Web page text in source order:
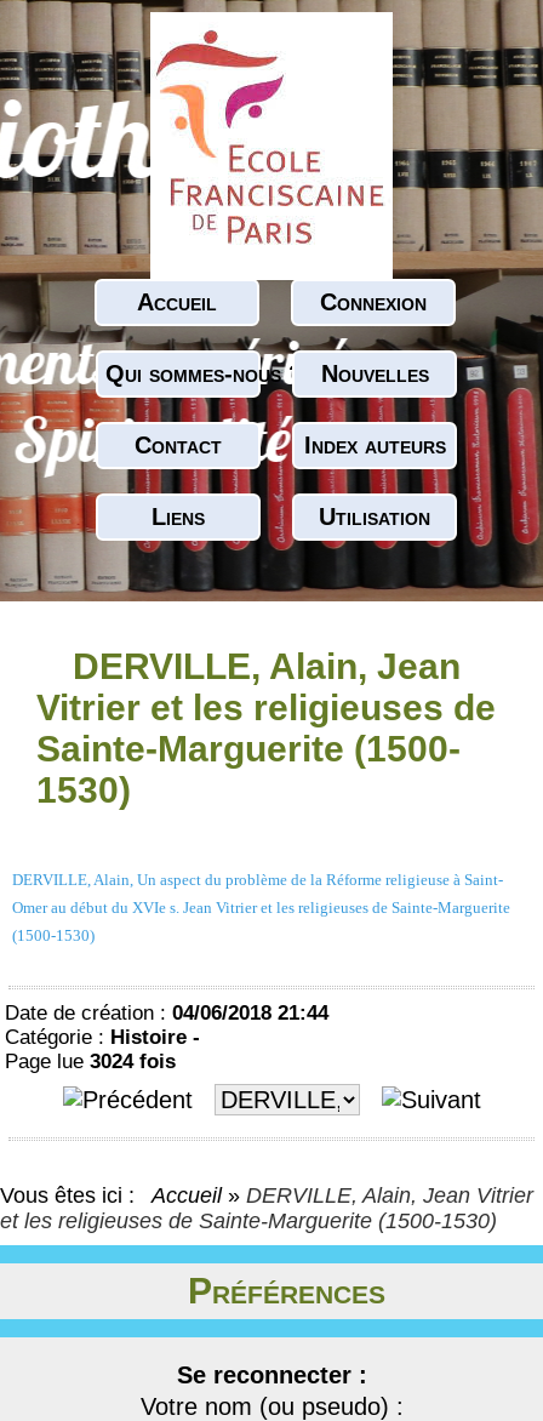
Accueil Connexion
Qui sommes-nous ? Nouvelles
Contact Index auteurs
Liens Utilisation
DERVILLE, Alain, Jean
Vitrier et les religieuses de
Sainte-Marguerite (1500-
1530)
DERVILLE, Alain, Un aspect du problème de la Réforme religieuse à Saint-
Omer au début du XVIe s. Jean Vitrier et les religieuses de Sainte-Marguerite
(1500-1530)
Date de création : 04/06/2018 21:44
Catégorie : Histoire -
Page lue 3024 fois
Vous êtes ici : Accueil » DERVILLE, Alain, Jean Vitrier
et les religieuses de Sainte-Marguerite (1500-1530)
Préférences
Se reconnecter :
Votre nom (ou pseudo) :